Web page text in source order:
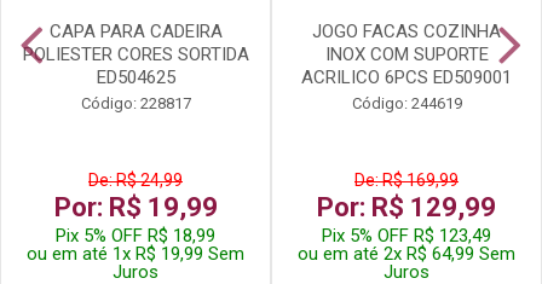
CAPA PARA CADEIRA
POLIESTER CORES SORTIDA
ED504625
Código: 228817
De: R$ 24,99
Por: R$ 19,99
Pix 5% OFF R$ 18,99
ou em até 1x R$ 19,99 Sem
Juros
JOGO FACAS COZINHA
INOX COM SUPORTE
ACRILICO 6PCS ED509001
Código: 244619
De: R$ 169,99
Por: R$ 129,99
Pix 5% OFF R$ 123,49
ou em até 2x R$ 64,99 Sem
Juros